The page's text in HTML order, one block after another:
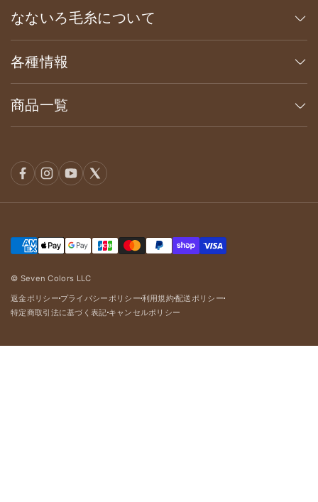
なないろ毛糸について
各種情報
商品一覧
© Seven Colors LLC
返金ポリシー
dot
プライバシーポリシー
dot
利用規約
dot
配送ポリシー
特定商取引法に基づく表記
dot
キャンセルポリシー